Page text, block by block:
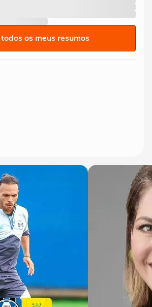
os meus resumos